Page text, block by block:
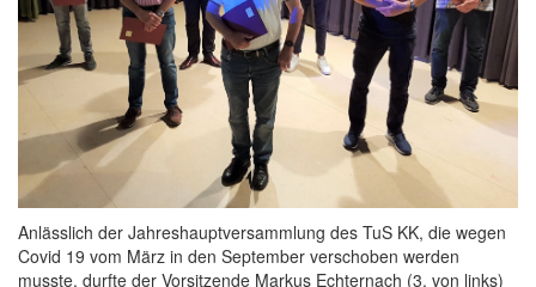
Anlässlich der Jahreshauptversammlung des TuS KK, die wegen
Covid 19 vom März in den September verschoben werden
musste, durfte der Vorsitzende Markus Echternach (3. von links)